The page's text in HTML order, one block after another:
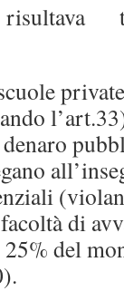
di
del